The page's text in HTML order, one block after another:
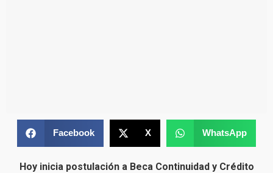
Facebook X WhatsApp
Hoy inicia postulación a Beca Continuidad y Crédito